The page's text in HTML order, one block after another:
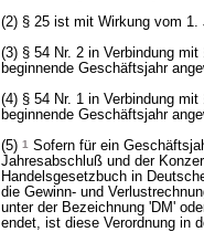
(2) § 25 ist mit Wirkung vom 1.
(3) § 54 Nr. 2 in Verbindung
beginnende Geschäftsjahr
(4) § 54 Nr. 1 in Verbindung
beginnende Geschäftsjahr
(5) 1 Sofern für ein
Jahresabschluß und der
Handelsgesetzbuch in
die Gewinn- und
unter der Bezeichnung 'DM'
endet, ist diese Verordnung in